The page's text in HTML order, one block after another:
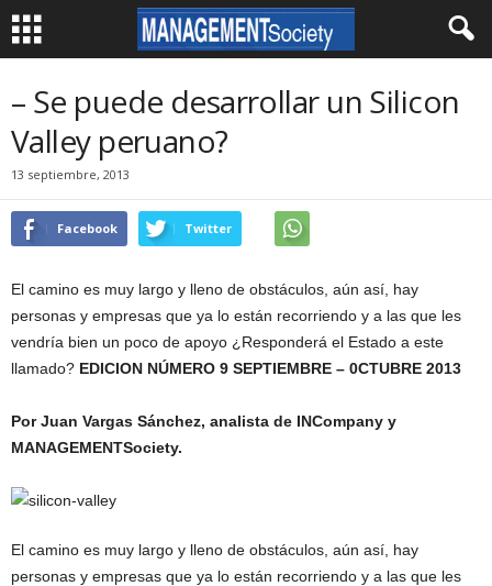
– Se puede desarrollar un Silicon
Valley peruano?
13 septiembre, 2013
Facebook Twitter
El camino es muy largo y lleno de obstáculos, aún así, hay
personas y empresas que ya lo están recorriendo y a las que les
vendría bien un poco de apoyo ¿Responderá el Estado a este
llamado? EDICION NÚMERO 9 SEPTIEMBRE – 0CTUBRE 2013
Por Juan Vargas Sánchez, analista de INCompany y
MANAGEMENTSociety.
El camino es muy largo y lleno de obstáculos, aún así, hay
personas y empresas que ya lo están recorriendo y a las que les